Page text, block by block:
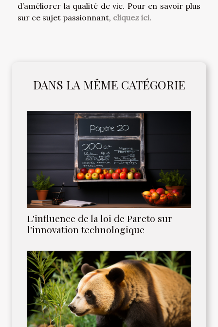
d’améliorer la qualité de vie. Pour en savoir plus
sur ce sujet passionnant, cliquez ici.
DANS LA MÊME CATÉGORIE
L'influence de la loi de Pareto sur
l'innovation technologique